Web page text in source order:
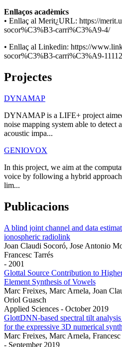
Enllaços acadèmics
• Enllaç al Merit¿URL: https://
socor%C3%B3-carri%C3%A9-4/
• Enllaç al Linkedin: https://
socor%C3%B3-carri%C3%A9-
Projectes
DYNAMAP
DYNAMAP is a LIFE+ project
noise mapping system able to detect
acoustic impa...
GENIOVOX
In this project, we aim at the
voice by following a hybrid
lim...
Publicacions
A blind joint channel and data
ionospheric radiolink
Joan Claudi Socoró, Jose Antonio
Francesc Tarrés
- 2001
Glottal Source Contribution to
Element Synthesis of Vowels
Marc Freixes, Marc Arnela, Joan
Oriol Guasch
Applied Sciences - October 2019
GlottDNN-based spectral tilt
for the expressive 3D numerical
Marc Freixes, Marc Arnela,
- September 2019